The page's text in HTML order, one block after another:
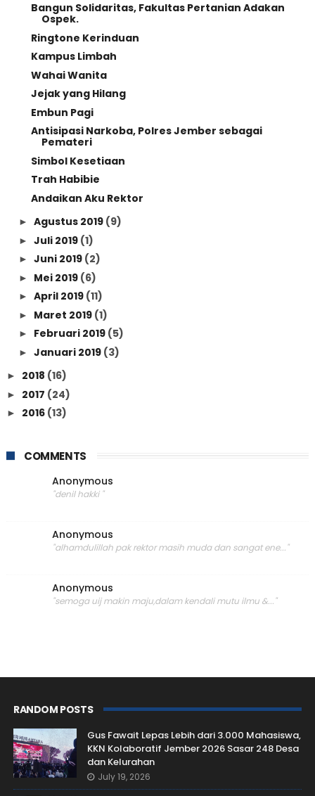
Bangun Solidaritas, Fakultas Pertanian Adakan
Ospek.
Ringtone Kerinduan
Kampus Limbah
Wahai Wanita
Jejak yang Hilang
Embun Pagi
Antisipasi Narkoba, Polres Jember sebagai
Pemateri
Simbol Kesetiaan
Trah Habibie
Andaikan Aku Rektor
► Agustus 2019 (9)
► Juli 2019 (1)
► Juni 2019 (2)
► Mei 2019 (6)
► April 2019 (11)
► Maret 2019 (1)
► Februari 2019 (5)
► Januari 2019 (3)
► 2018 (16)
► 2017 (24)
► 2016 (13)
COMMENTS
Anonymous
"denil hakki "
Anonymous
"alhamdulillah pak rektor masih muda dan sangat ene..."
Anonymous
"semoga uij makin maju,dalam kendali mutu ilmu &..."
RANDOM POSTS
Gus Fawait Lepas Lebih dari 3.000 Mahasiswa,
KKN Kolaboratif Jember 2026 Sasar 248 Desa
dan Kelurahan
July 19, 2026